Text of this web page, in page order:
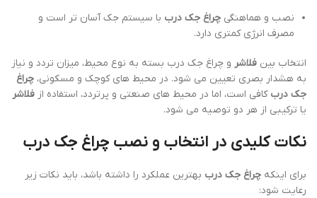
نصب و هماهنگی چراغ جک درب با سیستم جک آسان تر است و
مصرف انرژی کمتری دارد.
انتخاب بین فلاشر و چراغ جک درب بسته به نوع محیط، میزان تردد و نیاز
به هشدار بصری تعیین می شود. در محیط های کوچک و مسکونی، چراغ
جک درب کافی است، اما در محیط های صنعتی و پرتردد، استفاده از فلاشر
یا ترکیبی از هر دو توصیه می شود.
نکات کلیدی در انتخاب و نصب چراغ جک درب
برای اینکه چراغ جک درب بهترین عملکرد را داشته باشد، باید نکات زیر
رعایت شود: